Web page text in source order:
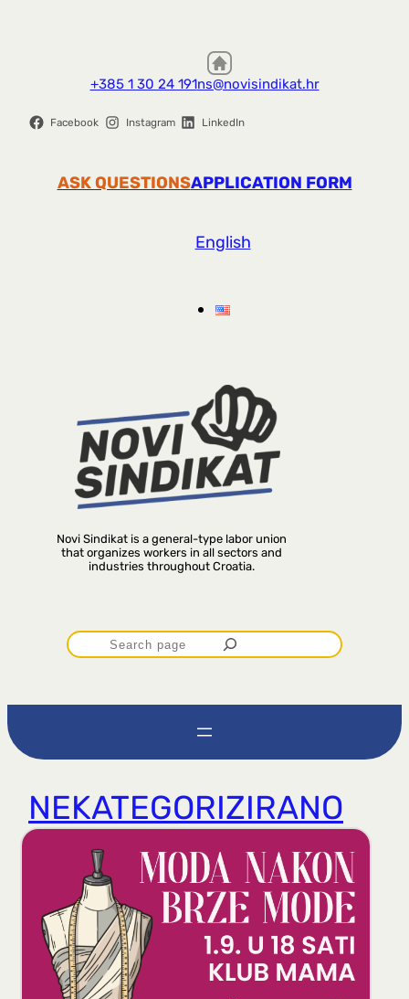
+385 1 30 24 191ns@novisindikat.hr
Facebook Instagram LinkedIn
ASK QUESTIONSAPPLICATION FORM
English
Novi Sindikat is a general-type labor union
that organizes workers in all sectors and
industries throughout Croatia.
P
r
t
r
a
g
a
NEKATEGORIZIRANO